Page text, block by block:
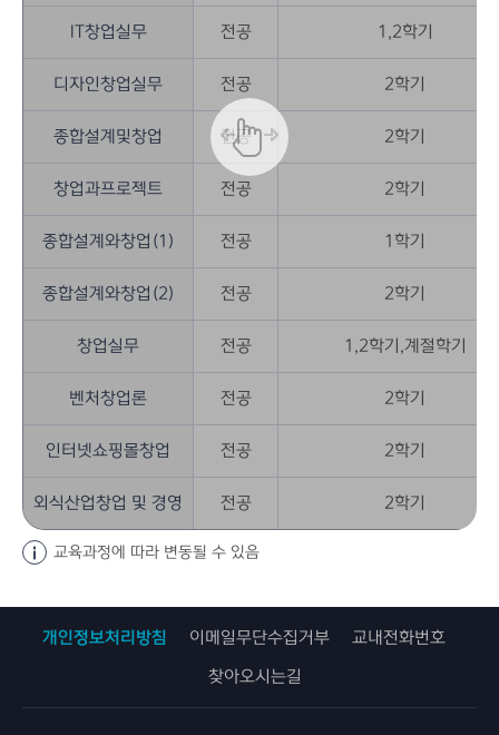
IT창업실무 전공 1,2학기
디자인창업실무 전공 2학기
종합설계및창업 전공 2학기
창업과프로젝트 전공 2학기
종합설계와창업(1) 전공 1학기
종합설계와창업(2) 전공 2학기
창업실무 전공 1,2학기,계절학기
벤처창업론 전공 2학기
인터넷쇼핑몰창업 전공 2학기
외식산업창업 및 경영 전공 2학기
교육과정에 따라 변동될 수 있음
개인정보처리방침 이메일무단수집거부 교내전화번호
찾아오시는길